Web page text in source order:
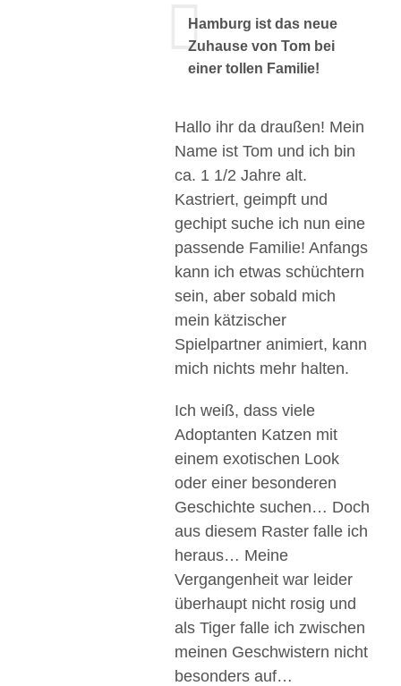
Hamburg ist das neue
Zuhause von Tom bei
einer tollen Familie!
Hallo ihr da draußen! Mein
Name ist Tom und ich bin
ca. 1 1/2 Jahre alt.
Kastriert, geimpft und
gechipt suche ich nun eine
passende Familie! Anfangs
kann ich etwas schüchtern
sein, aber sobald mich
mein kätzischer
Spielpartner animiert, kann
mich nichts mehr halten.
Ich weiß, dass viele
Adoptanten Katzen mit
einem exotischen Look
oder einer besonderen
Geschichte suchen… Doch
aus diesem Raster falle ich
heraus… Meine
Vergangenheit war leider
überhaupt nicht rosig und
als Tiger falle ich zwischen
meinen Geschwistern nicht
besonders auf…